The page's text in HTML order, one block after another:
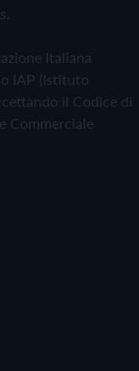
Italiana
IAP (Istituto
il Codice di
Commerciale